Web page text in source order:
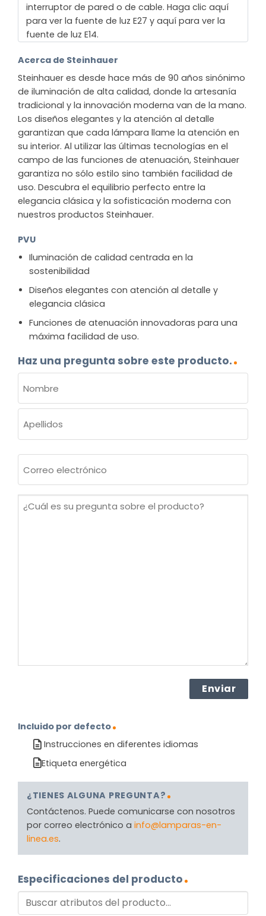
interruptor de pared o de cable. Haga clic aquí
para ver la fuente de luz E27 y aquí para ver la
fuente de luz E14.
Acerca de Steinhauer
Steinhauer es desde hace más de 90 años sinónimo
de iluminación de alta calidad, donde la artesanía
tradicional y la innovación moderna van de la mano.
Los diseños elegantes y la atención al detalle
garantizan que cada lámpara llame la atención en
su interior. Al utilizar las últimas tecnologías en el
campo de las funciones de atenuación, Steinhauer
garantiza no sólo estilo sino también facilidad de
uso. Descubra el equilibrio perfecto entre la
elegancia clásica y la sofisticación moderna con
nuestros productos Steinhauer.
PVU
Iluminación de calidad centrada en la
sostenibilidad
Diseños elegantes con atención al detalle y
elegancia clásica
Funciones de atenuación innovadoras para una
máxima facilidad de uso.
Haz una pregunta sobre este producto.
(OBLIGATORIO)
Nombre
electrónico
¿Cuál
Incluido por defecto
Instrucciones en diferentes idiomas
Etiqueta energética
¿TIENES ALGUNA PREGUNTA?
Contáctenos. Puede comunicarse con nosotros
por correo electrónico a info@lamparas-en-
linea.es.
Especificaciones del producto